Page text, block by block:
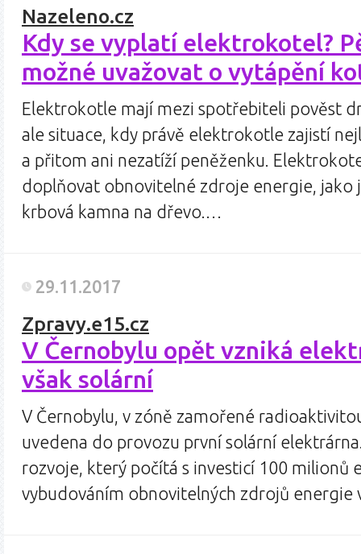
Nazeleno.cz
Kdy se vyplatí elektrokotel?
možné uvažovat o vytápění
Elektrokotle mají mezi spotřebiteli pověst
ale situace, kdy právě elektrokotle zajistí
a přitom ani nezatíží peněženku.
doplňovat obnovitelné zdroje energie, jako
krbová kamna na dřevo.…
29.11.2017
Zpravy.e15.cz
V Černobylu opět vzniká
však solární
V Černobylu, v zóně zamořené
uvedena do provozu první solární
rozvoje, který počítá s investicí 100 milionů
vybudováním obnovitelných zdrojů energie